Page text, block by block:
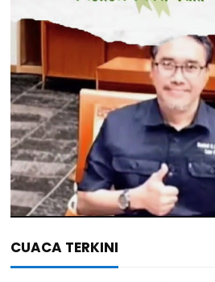
CUACA TERKINI